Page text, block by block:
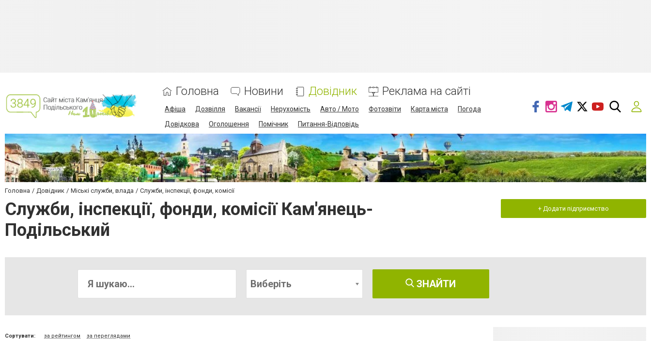
Головна Новини Довідник Реклама на сайті
Афіша Дозвілля Вакансії Нерухомість Авто / Мото Фотозвіти Карта міста
Погода
Довідкова
Оголошення Помічник Питання-Відповідь
Головна Довідник Міські служби, влада Служби, інспекції, фонди, комісії
Служби, інспекції, фонди, комісії Кам'янець-
Подільський
+ Додати підприємство
Виберіть ЗНАЙТИ
Сортувати: за рейтингом за переглядами